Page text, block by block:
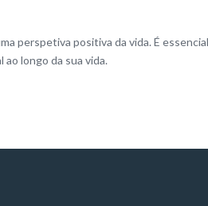
perspetiva positiva da vida. É
longo da sua vida.